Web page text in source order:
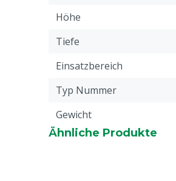
Höhe
Tiefe
Einsatzbereich
Typ Nummer
Gewicht
Bereich
Ähnliche Produkte